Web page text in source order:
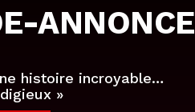
ANNONCE
histoire incroyable…
»